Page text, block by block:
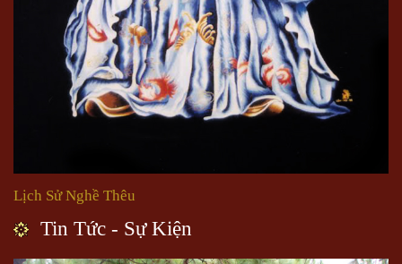
Lịch Sử Nghề Thêu
Tin Tức - Sự Kiện